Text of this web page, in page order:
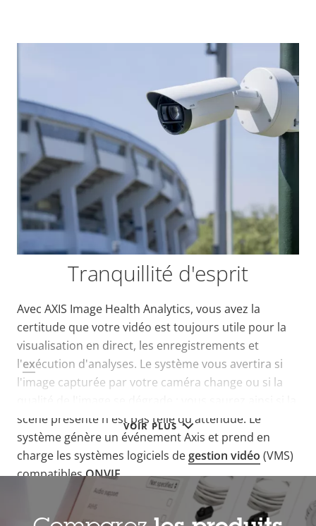
VOIR PLUS
Tranquillité d'esprit
Avec AXIS Image Health Analytics, vous avez la
certitude que votre vidéo est toujours utile pour la
visualisation en direct, les enregistrements et
l'exécution d'analyses. Le système vous avertira si
l'image capturée par votre caméra change ou si la
scène présente n'est pas telle qu'attendue. Le
système génère un événement Axis et prend en
charge les systèmes logiciels degestion vidéo (VMS)
compatiblesONVIF.